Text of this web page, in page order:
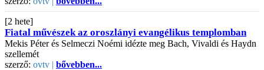
[2 hete]
Fiatal művészek az oroszlányi evangélikus templomban
Mekis Péter és Selmeczi Noémi idézte meg Bach, Vivaldi és Haydn
szellemét
szerző: ovtv | bővebben...